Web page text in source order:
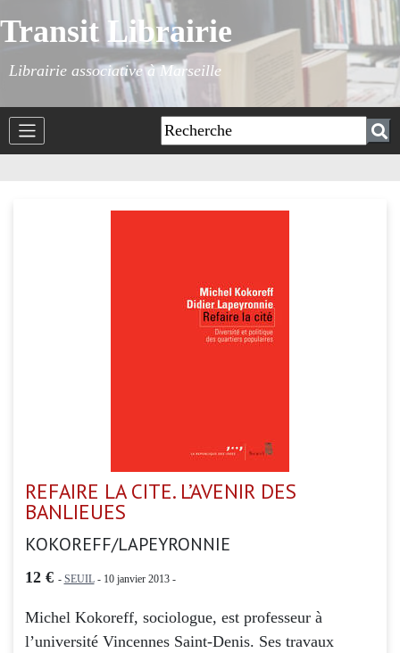
Transit Librairie
Librairie associative à Marseille
REFAIRE LA CITE. L’AVENIR DES
BANLIEUES
KOKOREFF/LAPEYRONNIE
12 € - SEUIL- 10 janvier 2013 -
Michel Kokoreff, sociologue, est professeur à
l’université Vincennes Saint-Denis. Ses travaux